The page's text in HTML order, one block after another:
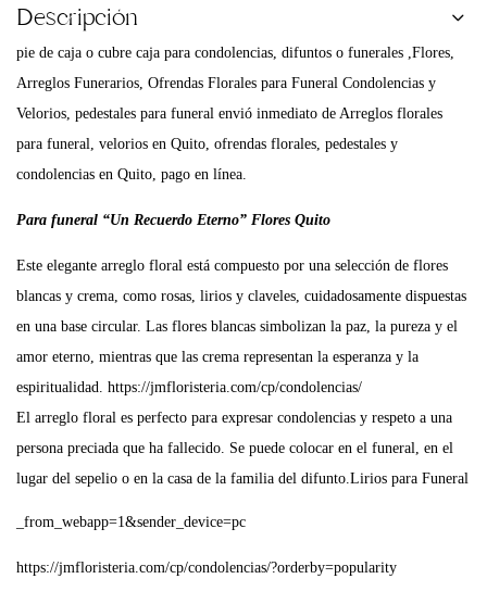
Descripción
pie de caja o cubre caja para condolencias, difuntos o funerales ,Flores,
Arreglos Funerarios, Ofrendas Florales para Funeral Condolencias y
Velorios, pedestales para funeral envió inmediato de Arreglos florales
para funeral, velorios en Quito, ofrendas florales, pedestales y
condolencias en Quito, pago en línea.
Para funeral “Un Recuerdo Eterno” Flores Quito
Este elegante arreglo floral está compuesto por una selección de flores
blancas y crema, como rosas, lirios y claveles, cuidadosamente dispuestas
en una base circular. Las flores blancas simbolizan la paz, la pureza y el
amor eterno, mientras que las crema representan la esperanza y la
espiritualidad. https://jmfloristeria.com/cp/condolencias/
El arreglo floral es perfecto para expresar condolencias y respeto a una
persona preciada que ha fallecido. Se puede colocar en el funeral, en el
lugar del sepelio o en la casa de la familia del difunto.Lirios para Funeral
_from_webapp=1&sender_device=pc
https://jmfloristeria.com/cp/condolencias/?orderby=popularity